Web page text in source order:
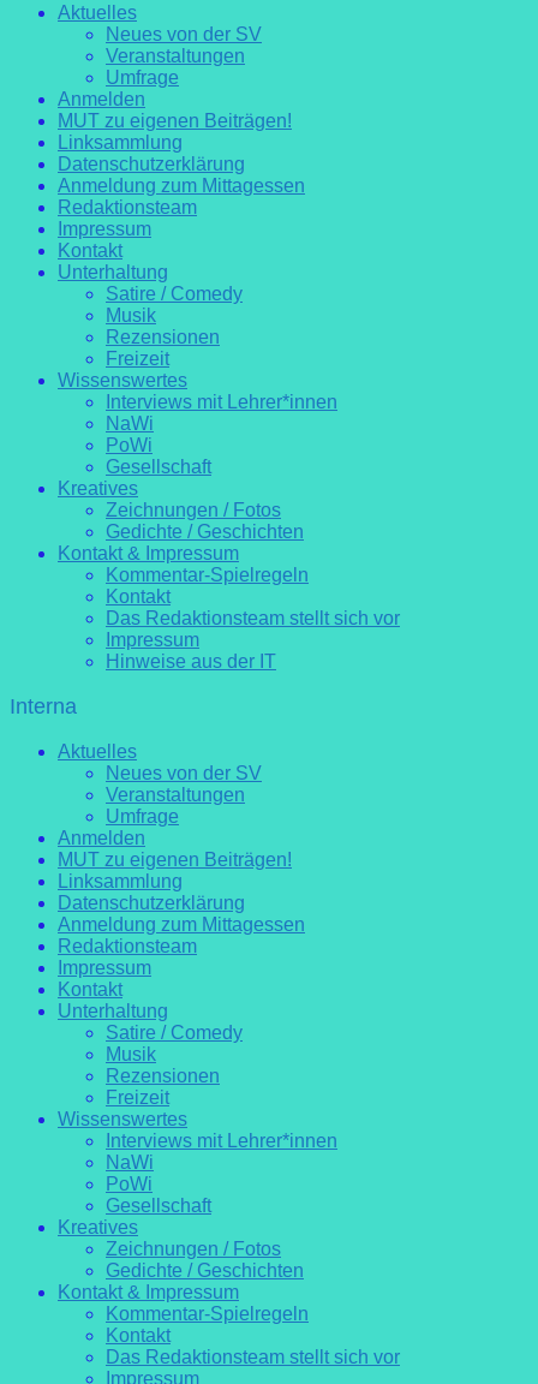
Aktuelles
Neues von der SV
Veranstaltungen
Umfrage
Anmelden
MUT zu eigenen Beiträgen!
Linksammlung
Datenschutzerklärung
Anmeldung zum Mittagessen
Redaktionsteam
Impressum
Kontakt
Unterhaltung
Satire / Comedy
Musik
Rezensionen
Freizeit
Wissenswertes
Interviews mit Lehrer*innen
NaWi
PoWi
Gesellschaft
Kreatives
Zeichnungen / Fotos
Gedichte / Geschichten
Kontakt & Impressum
Kommentar-Spielregeln
Kontakt
Das Redaktionsteam stellt sich vor
Impressum
Hinweise aus der IT
Interna
Aktuelles
Neues von der SV
Veranstaltungen
Umfrage
Anmelden
MUT zu eigenen Beiträgen!
Linksammlung
Datenschutzerklärung
Anmeldung zum Mittagessen
Redaktionsteam
Impressum
Kontakt
Unterhaltung
Satire / Comedy
Musik
Rezensionen
Freizeit
Wissenswertes
Interviews mit Lehrer*innen
NaWi
PoWi
Gesellschaft
Kreatives
Zeichnungen / Fotos
Gedichte / Geschichten
Kontakt & Impressum
Kommentar-Spielregeln
Kontakt
Das Redaktionsteam stellt sich vor
Impressum